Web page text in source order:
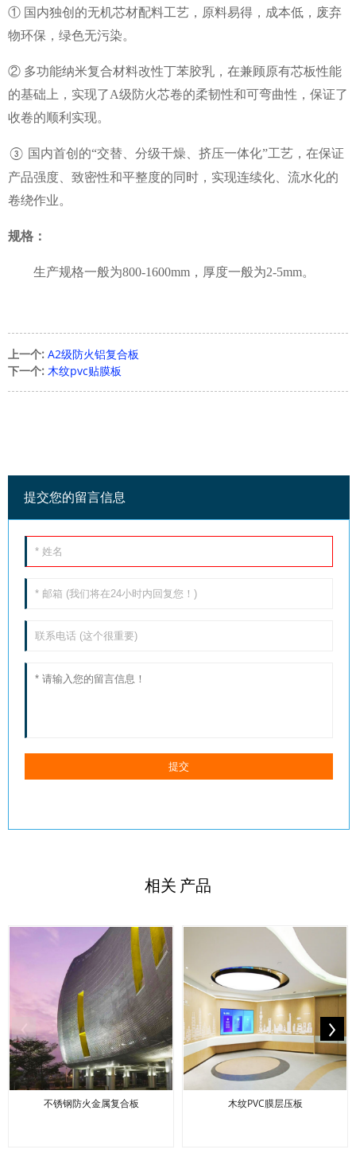
① 国内独创的无机芯材配料工艺，原料易得，成本低，废弃
物环保，绿色无污染。
② 多功能纳米复合材料改性丁苯胶乳，在兼顾原有芯板性能
的基础上，实现了A级防火芯卷的柔韧性和可弯曲性，保证了
收卷的顺利实现。
③ 国内首创的“交替、分级干燥、挤压一体化”工艺，在保证
产品强度、致密性和平整度的同时，实现连续化、流水化的
卷绕作业。
规格：
生产规格一般为800-1600mm，厚度一般为2-5mm。
上一个: A2级防火铝复合板
下一个: 木纹pvc贴膜板
提交您的留言信息
相关 产品
不锈钢防火金属复合板 木纹PVC膜层压板